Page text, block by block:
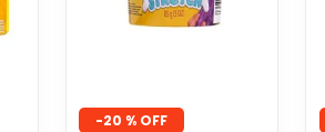
-20 %